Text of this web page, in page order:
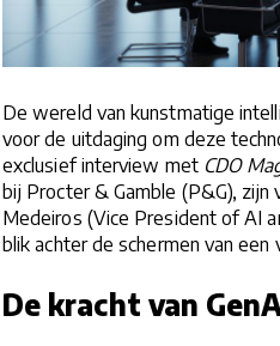
De wereld van kunstmatige
voor de uitdaging om deze
exclusief interview met CDO
bij Procter & Gamble (P&G),
Medeiros (Vice President of AI
blik achter de schermen van
De kracht van